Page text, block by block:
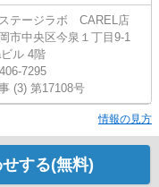
テージラボ CAREL店
市中央区今泉１丁目9-1
ル 4階
7295
(3) 第17108号
情報の見方
する(無料)